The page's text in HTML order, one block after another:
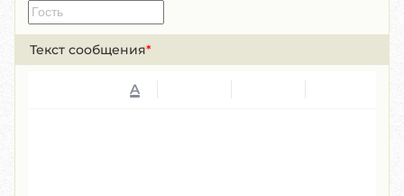
Текст сообщения*
A